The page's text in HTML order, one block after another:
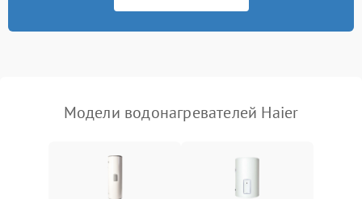
Модели водонагревателей Haier